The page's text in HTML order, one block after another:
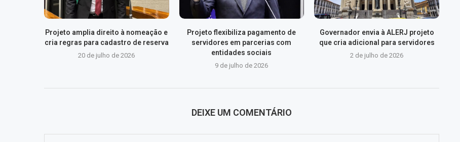
Projeto amplia direito à nomeação e
cria regras para cadastro de reserva
20 de julho de 2026
Projeto flexibiliza pagamento de
servidores em parcerias com
entidades sociais
9 de julho de 2026
Governador envia à ALERJ projeto
que cria adicional para servidores
2 de julho de 2026
DEIXE UM COMENTÁRIO